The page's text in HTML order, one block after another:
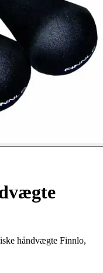
håndvægte Finnlo,